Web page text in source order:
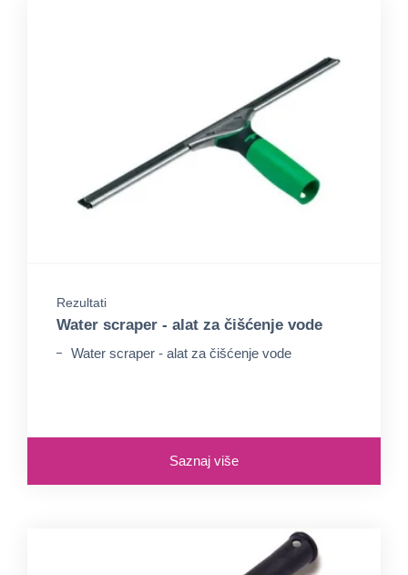
Rezultati
Water scraper - alat za čišćenje vode
Water scraper - alat za čišćenje vode
Saznaj više